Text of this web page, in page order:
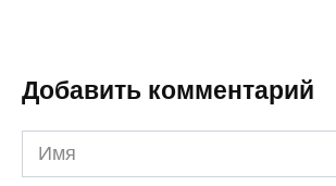
Добавить комментарий
Имя
*